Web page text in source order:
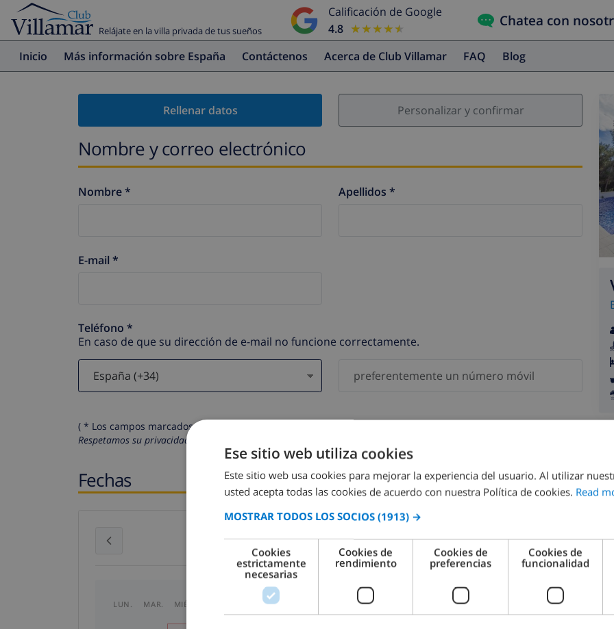
Relájate en la villa privada de tus sueños
Calificación de Google
4.8
★★★★★
★★★★★ Chatea con
Inicio Más información sobre España Contáctenos Acerca de Club Villamar FAQ Blog
Rellenar datos Personalizar y confirmar
Nombre y correo electrónico
Nombre * Apellidos *
E-mail *
Teléfono *
En caso de que su dirección de e-mail no funcione correctamente.
( * Los campos marcados con un asterisco son obligatorios )
Respetamos su privacidad. Sus datos personales no serán compartidos con ninguna otra persona o empresa.
Fechas
julio 2026 agosto 2026
LUN. MAR. MIÉ. SÁB. LUN. JUE. DOM.
Ese sitio web utiliza cookies
Este sitio web usa cookies para mejorar la experiencia del usuario. Al utilizar
usted acepta todas las cookies de acuerdo con nuestra Política de cookies. Read
MOSTRAR TODOS LOS SOCIOS (1913) →
Cookies
estrictamente
necesarias
Cookies de
rendimiento
Cookies de
preferencias
Cookies de
funcionalidad